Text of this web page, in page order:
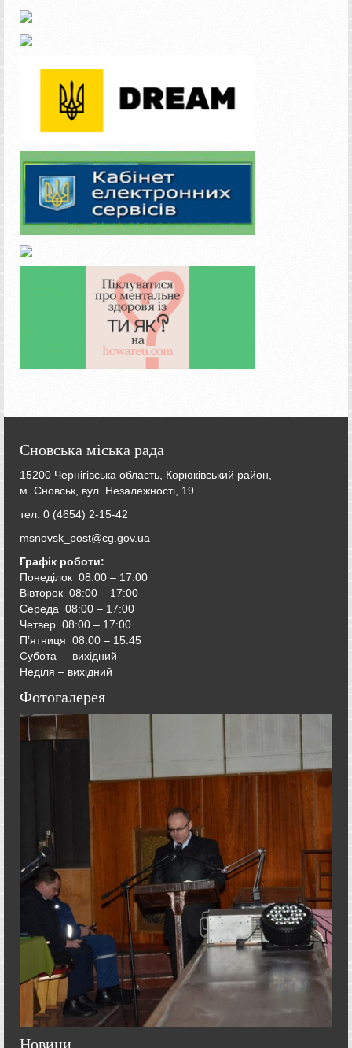
Сновська міська рада
15200 Чернігівська область, Корюківський район,
м. Сновськ, вул. Незалежності, 19
тел: 0 (4654) 2-15-42
msnovsk_post@cg.gov.ua
Графік роботи:
Понеділок 08:00 – 17:00
Вівторок 08:00 – 17:00
Середа 08:00 – 17:00
Четвер 08:00 – 17:00
П’ятниця 08:00 – 15:45
Субота – вихідний
Неділя – вихідний
Фотогалерея
Новини